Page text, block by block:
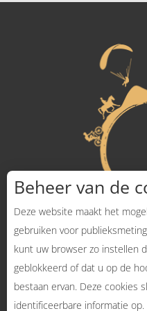
Beheer van de
Deze website maakt het
gebruiken voor
kunt uw browser zo instellen
geblokkeerd of dat u op de
bestaan ervan. Deze cookies
identificeerbare informatie op.